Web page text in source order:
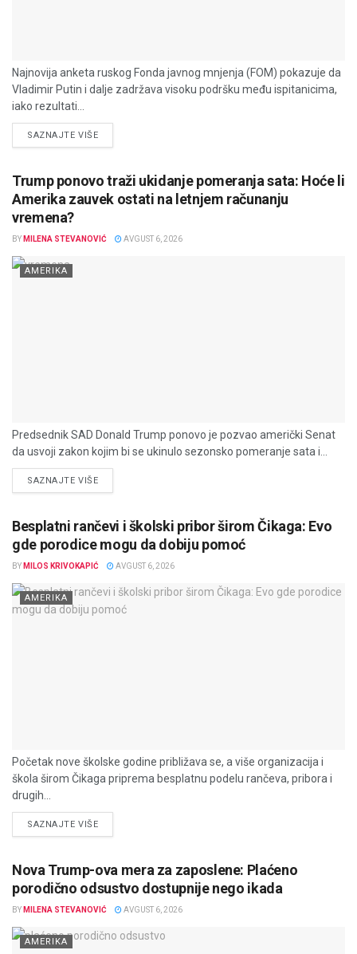
Najnovija anketa ruskog Fonda javnog mnjenja (FOM) pokazuje da
Vladimir Putin i dalje zadržava visoku podršku među ispitanicima,
iako rezultati...
SAZNAJTE VIŠEDETAILS
Trump ponovo traži ukidanje pomeranja sata: Hoće li
Amerika zauvek ostati na letnjem računanju
vremena?
BY MILENA STEVANOVIĆ AVGUST 6, 2026
AMERIKA
Predsednik SAD Donald Trump ponovo je pozvao američki Senat
da usvoji zakon kojim bi se ukinulo sezonsko pomeranje sata i...
SAZNAJTE VIŠEDETAILS
Besplatni rančevi i školski pribor širom Čikaga: Evo
gde porodice mogu da dobiju pomoć
BY MILOS KRIVOKAPIĆ AVGUST 6, 2026
AMERIKA
Početak nove školske godine približava se, a više organizacija i
škola širom Čikaga priprema besplatnu podelu rančeva, pribora i
drugih...
SAZNAJTE VIŠEDETAILS
Nova Trump-ova mera za zaposlene: Plaćeno
porodično odsustvo dostupnije nego ikada
BY MILENA STEVANOVIĆ AVGUST 6, 2026
AMERIKA